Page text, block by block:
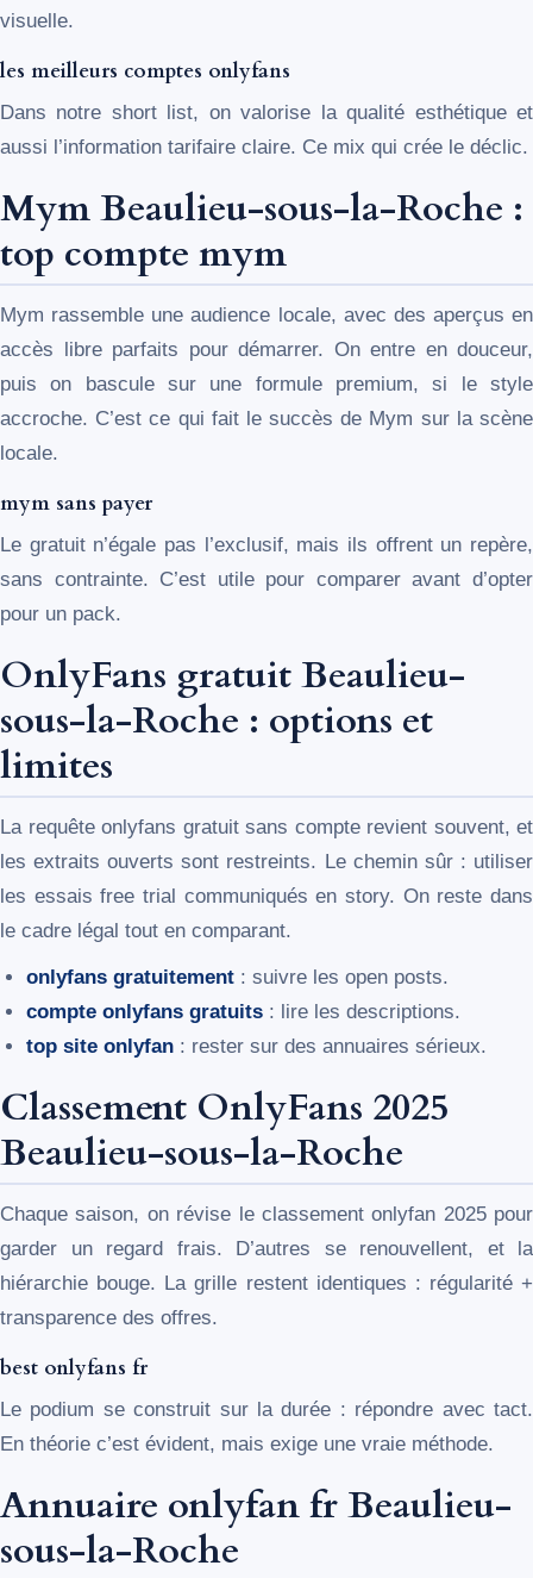
visuelle.
les meilleurs comptes onlyfans
Dans notre short list, on valorise la qualité esthétique et
aussi l’information tarifaire claire. Ce mix qui crée le déclic.
Mym Beaulieu-sous-la-Roche :
top compte mym
Mym rassemble une audience locale, avec des aperçus en
accès libre parfaits pour démarrer. On entre en douceur,
puis on bascule sur une formule premium, si le style
accroche. C’est ce qui fait le succès de Mym sur la scène
locale.
mym sans payer
Le gratuit n’égale pas l’exclusif, mais ils offrent un repère,
sans contrainte. C’est utile pour comparer avant d’opter
pour un pack.
OnlyFans gratuit Beaulieu-
sous-la-Roche : options et
limites
La requête onlyfans gratuit sans compte revient souvent, et
les extraits ouverts sont restreints. Le chemin sûr : utiliser
les essais free trial communiqués en story. On reste dans
le cadre légal tout en comparant.
onlyfans gratuitement : suivre les open posts.
compte onlyfans gratuits : lire les descriptions.
top site onlyfan : rester sur des annuaires sérieux.
Classement OnlyFans 2025
Beaulieu-sous-la-Roche
Chaque saison, on révise le classement onlyfan 2025 pour
garder un regard frais. D’autres se renouvellent, et la
hiérarchie bouge. La grille restent identiques : régularité +
transparence des offres.
best onlyfans fr
Le podium se construit sur la durée : répondre avec tact.
En théorie c’est évident, mais exige une vraie méthode.
Annuaire onlyfan fr Beaulieu-
sous-la-Roche